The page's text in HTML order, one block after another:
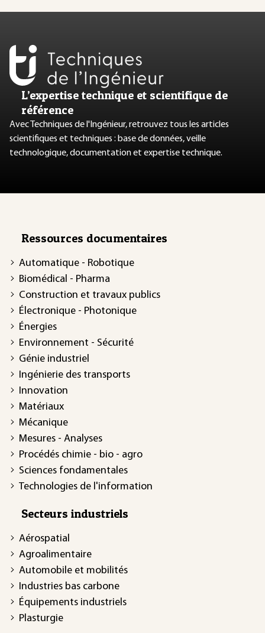
L’expertise technique et scientifique de
référence
Avec Techniques de l'Ingénieur, retrouvez tous les articles
scientifiques et techniques : base de données, veille
technologique, documentation et expertise technique.
Ressources documentaires
Automatique - Robotique
Biomédical - Pharma
Construction et travaux publics
Électronique - Photonique
Énergies
Environnement - Sécurité
Génie industriel
Ingénierie des transports
Innovation
Matériaux
Mécanique
Mesures - Analyses
Procédés chimie - bio - agro
Sciences fondamentales
Technologies de l'information
Secteurs industriels
Aérospatial
Agroalimentaire
Automobile et mobilités
Industries bas carbone
Équipements industriels
Plasturgie